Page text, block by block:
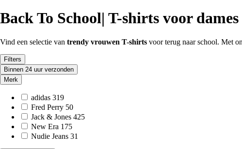
Back To School| T-shirts voor
Vind een selectie van trendy vrouwen T-shirts voor terug naar school. Met
Filters
Binnen 24 uur verzonden
Merk
adidas 319
Fred Perry 50
Jack & Jones 425
New Era 175
Nudie Jeans 31